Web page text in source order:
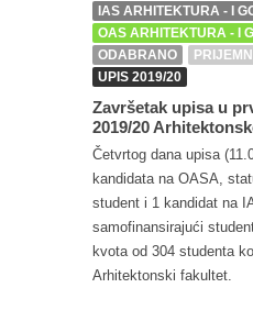
IAS ARHITEKTURA - I
OAS ARHITEKTURA - I
ODABRANO
UPIS 2019/20
Završetak upisa u
2019/20
Četvrtog dana upisa
kandidata na OASA,
student i 1 kandidat na
samofinansirajući
kvota od 304 studenta
Arhitektonski fakultet.